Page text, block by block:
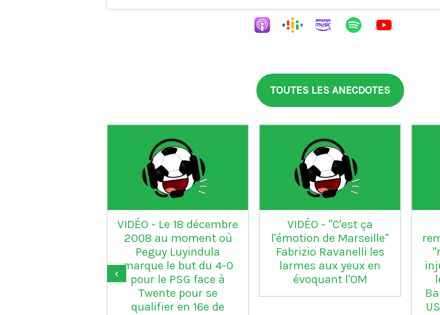
TOUTES LES ANECDOTES
remercie la FIFA d’avoir
injustice" en annulant
le carton rouge de
USA contre la Bosnie-
Le gardien Vitor Baia
porte le maillot n°99
avec Porto
L'Inter Milan est le seul
club italien qui n'a
jamais été relégué en
Serie B
‹